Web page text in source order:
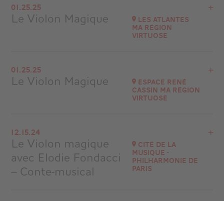
Châteaubriand
at14H00
01.25.25
Le Violon Magique Les Atlantes
Ma Région
virtuose
Sables d'Olonnes
at20H30
01.25.25
Le Violon Magique Espace René
Cassin Ma Région
virtuose
Fontenay-le-Comte
at15H00
Go to site
12.15.24
Le Violon magique
avec Elodie Fondacci
– Conte-musical
Cité de la
Musique -
Philharmonie de
Paris